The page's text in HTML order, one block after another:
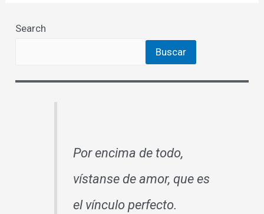
Search
Buscar
Por encima de todo,
vístanse de amor, que es
el vínculo perfecto.